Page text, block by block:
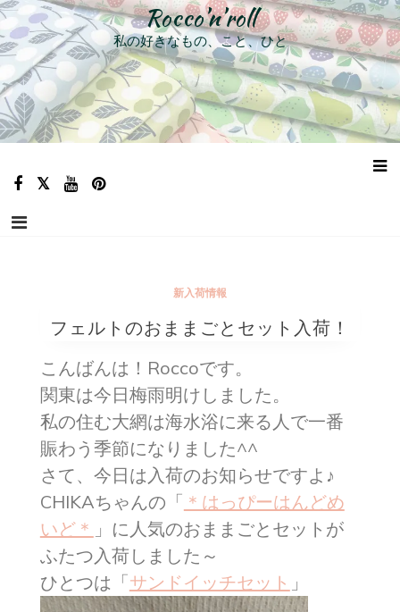
コ
テ
ツ
へ
ス
キ
Rocco’n’roll
私の好きなもの、こと、ひと
新入荷情報
フェルトのおままごとセット入荷！
こんばんは！Roccoです。
関東は今日梅雨明けしました。
私の住む大網は海水浴に来る人で一番
賑わう季節になりました^^
さて、今日は入荷のお知らせですよ♪
CHIKAちゃんの「 ＊はっぴーはんどめ
いど＊ 」に人気のおままごとセットが
ふたつ入荷しました～
ひとつは「サンドイッチセット 」